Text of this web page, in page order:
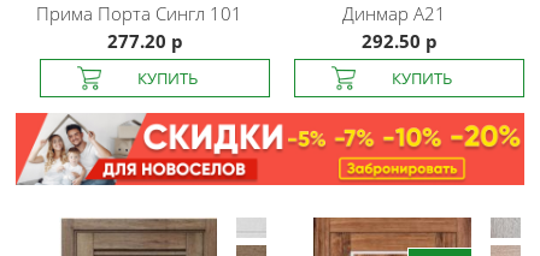
Прима Порта Сингл 101
277.20 р
Динмар A21
292.50 р